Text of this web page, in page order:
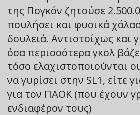
της Πογκόν ζητούσε
πουλήσει και φυσικά
δουλειά. Αντιστοίχως και
όσα περισσότερα γκολ
τόσο ελαχιστοποιούνται
να γυρίσει στην SL1, είτε
για τον ΠΑΟΚ (που έχουν
ενδιαφέρον τους)